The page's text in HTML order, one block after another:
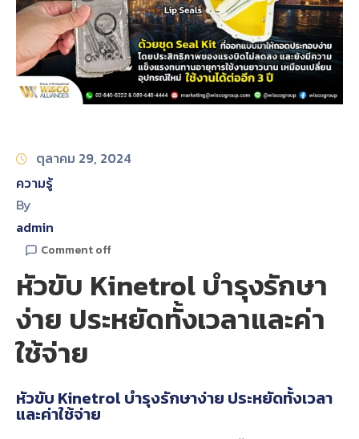
KNOWLEDGE
CAREERS
CONTACT
ตุลาคม 29, 2024
ความรู้
By
admin
Comment off
หัวขับ Kinetrol บำรุงรักษา
ง่าย ประหยัดทั้งเวลาและค่า
ใช้จ่าย
หัวขับ Kinetrol บำรุงรักษาง่าย ประหยัดทั้งเวลา
และค่าใช้จ่าย